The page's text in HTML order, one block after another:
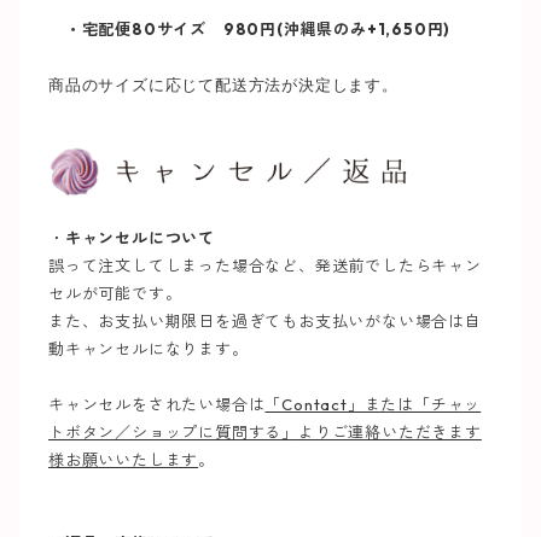
・宅配便80サイズ 980円(沖縄県のみ+1,650円)
商品のサイズに応じて配送方法が決定します。
・ キャンセルについて
誤って注文してしまった場合など、発送前でしたらキャン
セルが可能です。
また、お支払い期限日を過ぎてもお支払いがない場合は自
動キャンセルになります。
キャンセルをされたい場合は 「Contact」または「チャッ
トボタン／ショップに質問する」
よりご連絡いただきます
様お願いいたします。